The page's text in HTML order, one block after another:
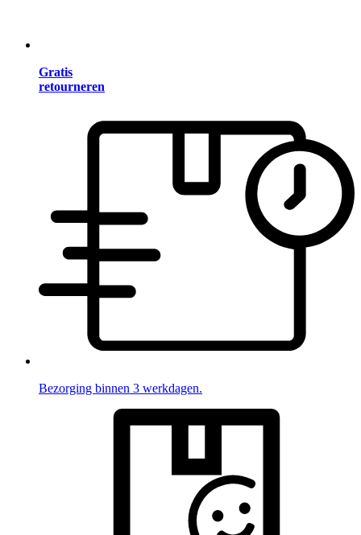
Gratis
retourneren
Bezorging binnen 3 werkdagen.